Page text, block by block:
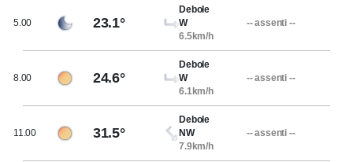
5.00 23.1°
Debole
W
6.5km/h
-- assenti --
8.00 24.6°
Debole
W
6.1km/h
-- assenti --
11.00 31.5°
Debole
NW
7.9km/h
-- assenti --